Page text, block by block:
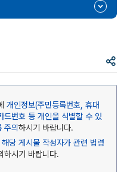
공
개인정보(주민등록번호, 휴대
드번호 등 개인을 식별할 수 있
주의하시기 바랍니다.
당 게시물 작성자가 관련 법령
하시기 바랍니다.